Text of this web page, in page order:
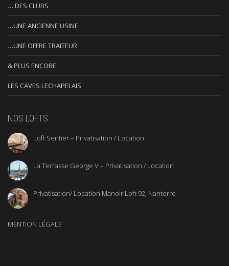
… DES CLUBS
…UNE ANCIENNE USINE
…UNE OFFRE TRAITEUR
& PLUS ENCORE
LES CAVES LECHAPELAIS
NOS LOFTS
Loft Sentier – Privatisation / Location
La Terrasse George V – Privatisation / Location
Privatisation/ Location Manoir Loft 92, Nanterre
MENTION LÉGALE